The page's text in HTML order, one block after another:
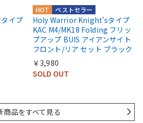
イプ
HOT ベストセラー
Holy Warrior Knight'sタイプ
KAC M4/MK18 Folding フリッ
プアップ BUIS アイアンサイト
フロント/リア セット ブラック
￥3,980
SOLD OUT
商品をすべて見る